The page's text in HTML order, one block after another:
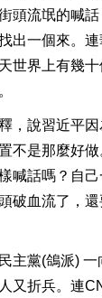
頭流氓的喊
出一個來。
世界上有幾
，說習近平
不是那麼好
喊話嗎？自
破血流了，
主黨(鴿派)
又折兵。連